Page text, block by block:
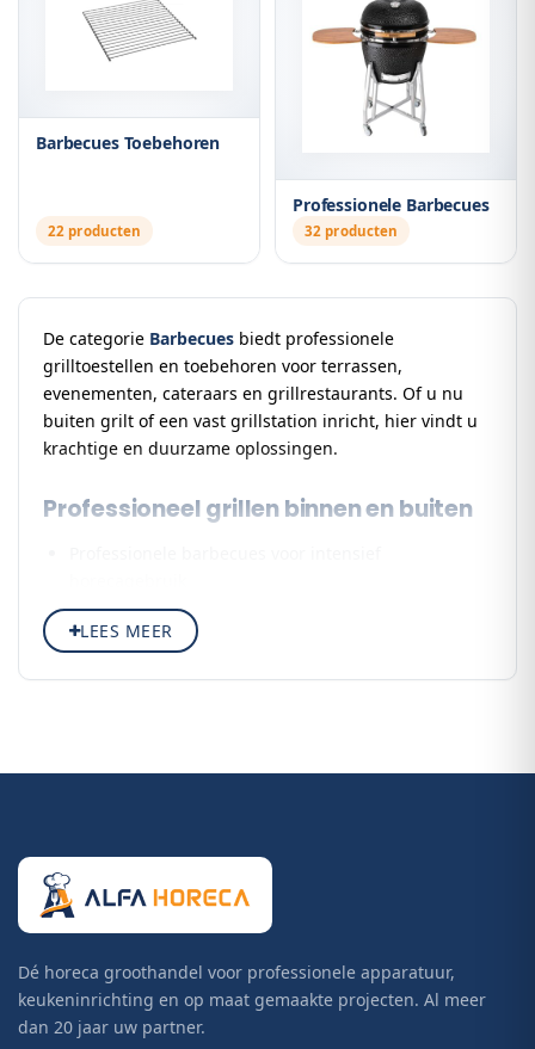
Barbecues Toebehoren
22 producten
Professionele Barbecues
32 producten
De categorie Barbecues biedt professionele
grilltoestellen en toebehoren voor terrassen,
evenementen, cateraars en grillrestaurants. Of u nu
buiten grilt of een vast grillstation inricht, hier vindt u
krachtige en duurzame oplossingen.
Professioneel grillen binnen en buiten
Uitgebreid assortiment barbecue toebehoren
Robuuste uitvoeringen bestand tegen hoge
temperaturen
LEES MEER
Dé horeca groothandel voor professionele apparatuur,
keukeninrichting en op maat gemaakte projecten. Al meer
dan 20 jaar uw partner.